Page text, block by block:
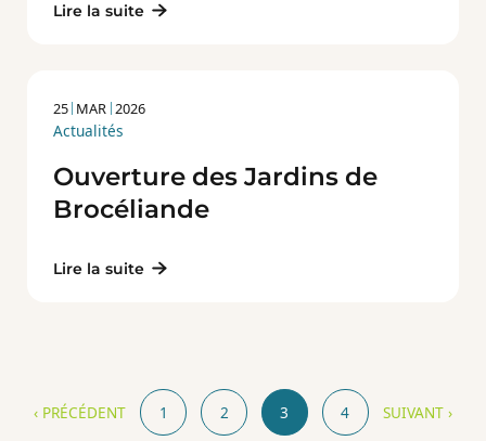
Lire la suite
25 MAR 2026
Actualités
Ouverture des Jardins de
Brocéliande
Lire la suite
‹ PRÉCÉDENT 1 2 3 4 SUIVANT ›